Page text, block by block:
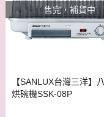
售完，補貨中
【SANLUX台灣三洋】
烘碗機SSK-08P